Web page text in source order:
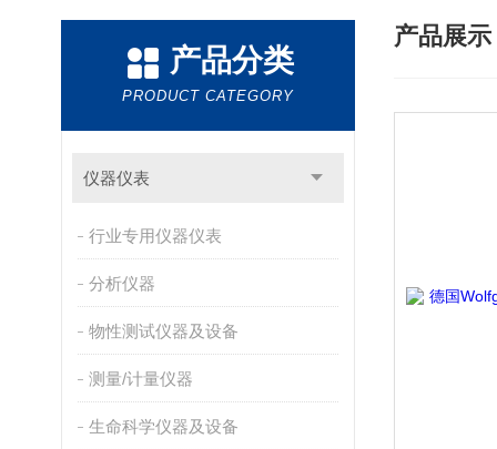
产品分类
PRODUCT CATEGORY
仪器仪表
行业专用仪器仪表
分析仪器
物性测试仪器及设备
测量/计量仪器
生命科学仪器及设备
产品展示